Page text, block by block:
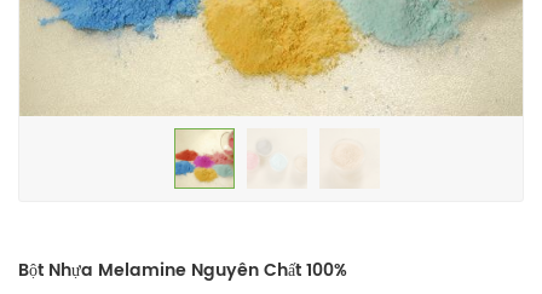
Bột Nhựa Melamine Nguyên Chất 100%